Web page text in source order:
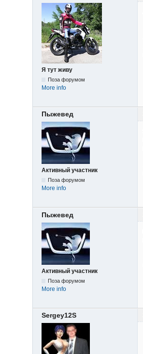
Я тут живу
Поза форумом
More info
Пыжевед
Активный участник
Поза форумом
More info
Пыжевед
Активный участник
Поза форумом
More info
Sergey12S